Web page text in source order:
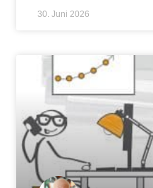
30. Juni 2026